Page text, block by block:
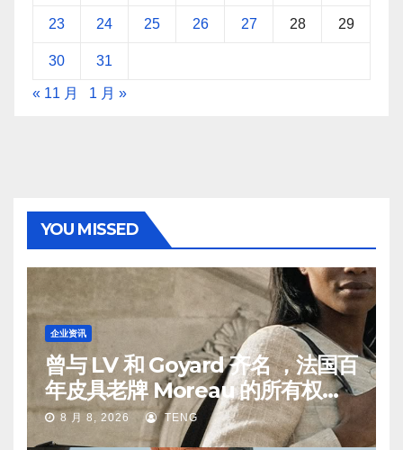
23 24 25 26 27 28 29
30 31
« 11 月 1 月 »
YOU MISSED
企业资讯
曾与 LV 和 Goyard 齐名 ，法国百
年皮具老牌 Moreau 的所有权易
手8 月 8, 2026 TENG